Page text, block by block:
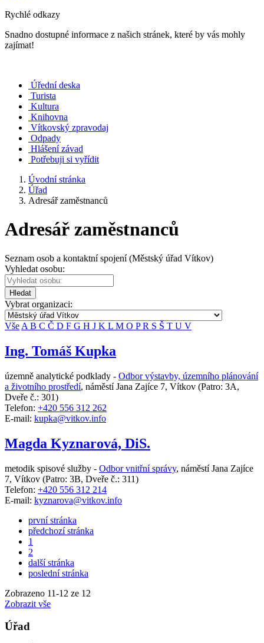
Rychlé odkazy
Snadno dostupné informace z našich stránek, které by vás mohly
zajímat!
Úřední deska
Turista
Kultura
Knihovna
Vítkovský zpravodaj
Odpady
Hlášení závad
Potřebuji si vyřídit
Úvodní stránka
Úřad
Adresář zaměstnanců
Adresář zaměstnanců
Seznam osob a kontaktní spojení (Městský úřad Vítkov)
Vyhledat osobu:
Hledat
Vybrat organizaci:
Vše A B C Č D F G H J K L M O PR S Š T U V
Ing. Tomáš Kupka
územně analytické podklady - Odbor výstavby, územního plánování
a životního prostředí, náměstí Jana Zajíce 7, Vítkov (Patro: 3A,
Dveře č.: 301)
Telefon: +420 556 312 262
E-mail: kupka@vitkov.info
Magda Kyznarová, DiS.
metodik spisové služby - Odbor vnitřní správy, náměstí Jana Zajíce
7, Vítkov (Patro: 3B, Dveře č.: 311)
Telefon: +420 556 312 214
E-mail: kyznarova@vitkov.info
první stránka
předchozí stránka
1
2
další stránka
poslední stránka
Zobrazeno 11-12 ze 12
Zobrazit vše
Úřad